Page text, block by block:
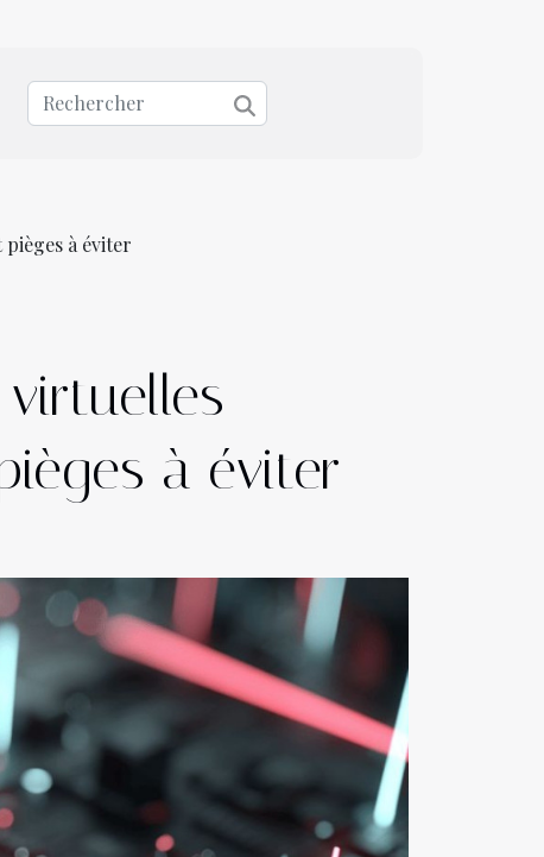
à éviter
à éviter